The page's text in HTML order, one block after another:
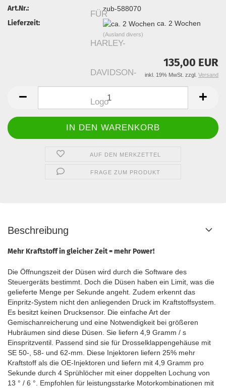
Art.Nr.: zub-588070
Lieferzeit: ca. 2 Wochen
(Ausland divers)
135,00 EUR
inkl. 19% MwSt. zzgl. Versand
AUF DEN MERKZETTEL
FRAGE ZUM PRODUKT
Beschreibung
Mehr Kraftstoff in gleicher Zeit = mehr Power!
Die Öffnungszeit der Düsen wird durch die Software des
Steuergeräts bestimmt. Doch die Düsen haben ein Limit, was die
gelieferte Menge per Sekunde angeht. Zudem erkennt das
Einpritz-System nicht den anliegenden Druck im Kraftstoffsystem.
Es besitzt keinen Drucksensor. Die einfache Art der
Gemischanreicherung und eine Notwendigkeit bei größeren
Hubräumen sind diese Düsen. Sie liefern 4,9 Gramm / s
Einspritzventil. Passend sind sie für Drosselklappengehäuse mit
SE 50-, 58- und 62-mm. Diese Injektoren liefern 25% mehr
Kraftstoff als die OE-Injektoren und liefern mit 4,9 Gramm pro
Sekunde durch 4 Sprühlöcher mit einer doppelten Lochung von
13 ° / 6 °. Empfohlen für leistungsstarke Motorkombinationen mit